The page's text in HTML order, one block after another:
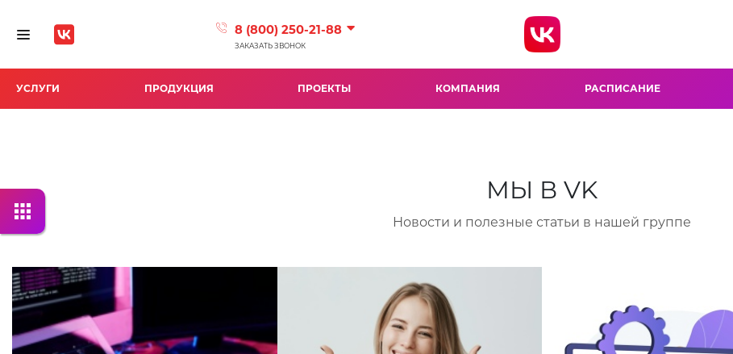
Toggle navigation 8 (800) 250-21-88
ЗАКАЗАТЬ ЗВОНОК
УСЛУГИ ПРОДУКЦИЯ ПРОЕКТЫ КОМПАНИЯ РАСПИСАНИЕ
МЫ В VK
Новости и полезные статьи в нашей группе